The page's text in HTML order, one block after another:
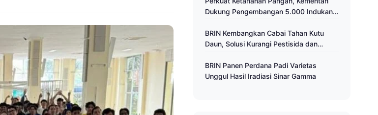
Dukung Pengembangan 5.000 Indukan
BRIN Kembangkan Cabai Tahan Kutu
Daun, Solusi Kurangi Pestisida dan
BRIN Panen Perdana Padi Varietas
Unggul Hasil Iradiasi Sinar Gamma